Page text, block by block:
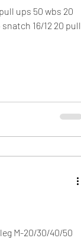
ups 50 wbs 20
16/12 20 pull
M-20/30/40/50